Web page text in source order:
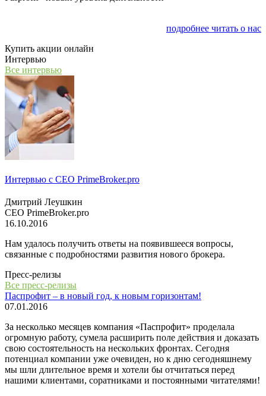
подробнее читать о нас
Купить акции онлайн
Интервью
Все интервью
Интервью с СЕО PrimeBroker.pro
Дмитрий Леушкин
СЕО PrimeBroker.pro
16.10.2016
Нам удалось получить ответы на появившееся вопросы,
связанные с подробностями развития нового брокера.
Пресс-релизы
Все пресс-релизы
Паспрофит – в новый год, к новым горизонтам!
07.01.2016
За несколько месяцев компания «Паспрофит» проделала
огромную работу, сумела расширить поле действия и доказать
свою состоятельность на нескольких фронтах. Сегодня
потенциал компании уже очевиден, но к дню сегодняшнему
мы шли длительное время и хотели бы отчитаться перед
нашими клиентами, соратниками и постоянными читателями!